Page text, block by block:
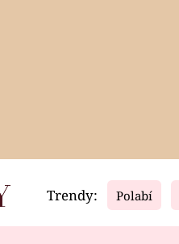
Video
Trendy: Polabí